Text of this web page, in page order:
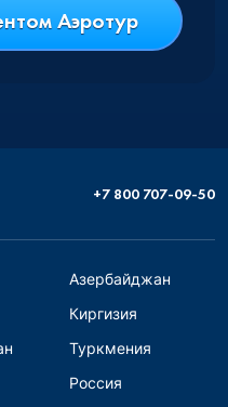
Аэротур
+7 800 707-09-50
Азербайджан
Киргизия
Туркмения
Россия